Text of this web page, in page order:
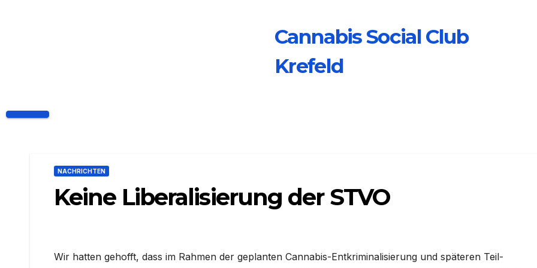
Cannabis Social Club
Krefeld
NACHRICHTEN
Keine Liberalisierung der STVO
Wir hatten gehofft, dass im Rahmen der geplanten Cannabis-Entkriminalisierung und späteren Teil-